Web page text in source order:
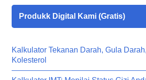
Produkk Digital Kami (Gratis)
Kalkulator Tekanan Darah, Gula
Kolesterol